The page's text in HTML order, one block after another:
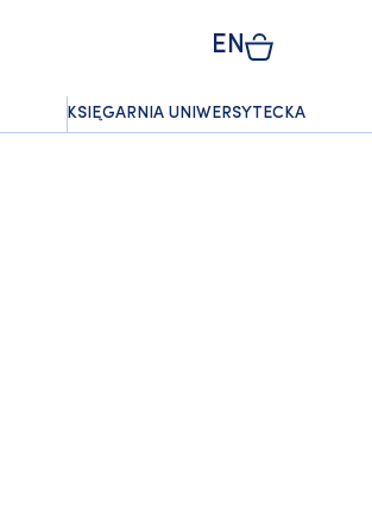
EN
KSIĘGARNIA UNIWERSYTECKA